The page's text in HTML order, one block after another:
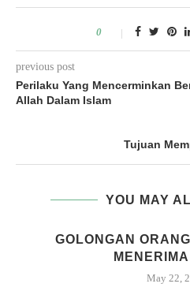
0
previous post
Perilaku Yang Mencerminkan
Allah Dalam Islam
Tujuan
YOU MAY
GOLONGAN
May 22,